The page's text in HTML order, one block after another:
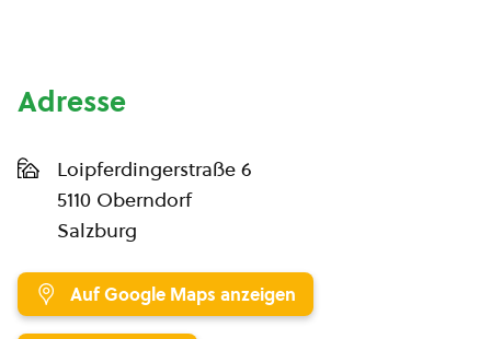
Adresse
Loipferdingerstraße 6
5110 Oberndorf
Salzburg
Auf Google Maps anzeigen